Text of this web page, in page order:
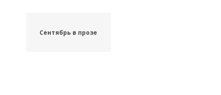
Сентябрь в прозе